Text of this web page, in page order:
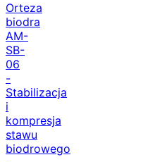
Orteza
biodra
AM-
SB-
06
-
Stabilizacja
i
kompresja
stawu
biodrowego